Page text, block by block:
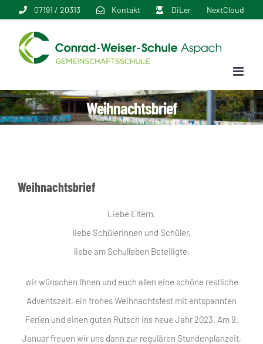
springen
07191 / 20313 Kontakt DiLer NextCloud
Weihnachtsbrief
Weihnachtsbrief
Liebe Eltern,
liebe Schülerinnen und Schüler,
liebe am Schulleben Beteiligte,
wir wünschen Ihnen und euch allen eine schöne restliche
Adventszeit, ein frohes Weihnachtsfest mit entspannten
Ferien und einen guten Rutsch ins neue Jahr 2023. Am 9.
Januar freuen wir uns dann zur regulären Stundenplanzeit,